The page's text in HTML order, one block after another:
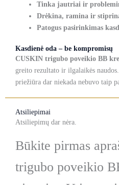
Tinka jautriai ir
Drėkina, ramina ir
Patogus pasirinkimas
Kasdienė oda – be kompromisų
CUSKIN trigubo poveikio BB
greito rezultato ir ilgalaikės
priežiūra dar niekada nebuvo taip
Atsiliepimai
Atsiliepimų dar nėra.
Būkite pirmas
trigubo poveikio